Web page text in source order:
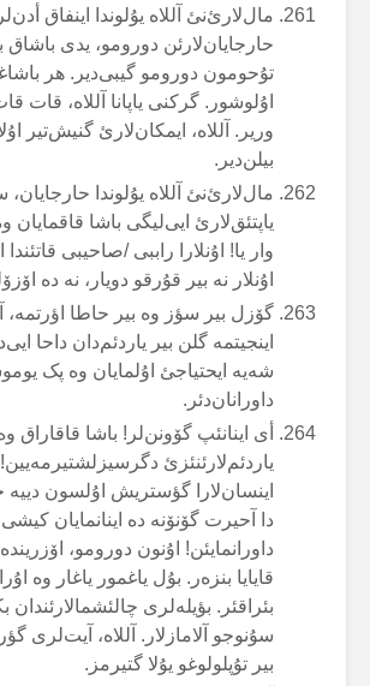
مال‌لارئ‌نئ آللاە یۇلوندا اینفاق
حارجایان‌لارئن دورومو، یدی باشاق
تۇحومون دورومو گیبی‌دیر. هر
اۇلوشور. گرکنی یاپانا آللاە، قات
وریر. آللاە، ایمکان‌لارئ گنیش‌تیر
بیلن‌دیر.
مال‌لارئ‌نئ آللاە یۇلوندا حارجایان،
یاپتئق‌لارئ ایی‌لیگی باشا قاقمایان
وار یا! اۇنلارا راببی /صاحیبی
اۇنلار نە بیر قۇرقو دویار، نە دە
گۆزل بیر سؤز وە بیر حاطا اؤرتمە،
اینجیتمە گلن بیر یاردئم‌دان داحا
شەیە ایحتیاجئ اۇلمایان وە پک
داورانان‌دئر.
أی اینانئپ گۆونن‌لر! باشا قاقاراق
یاردئم‌لارئنئزئ
اینسان‌لارا گؤستریش اۇلسون دییە
دا آحیرت گۆنۆنە دە اینانمایان
داورانمایئن! اۇنون دورومو،
قایایا بنزەر. بۇل یاغمور یاغار وە
بئراقئر. بؤیلەلری
سۇنوجو آلامازلار. آللاە، آیت‌لری
بیر تۇپلولوغو یۇلا گتیرمز.